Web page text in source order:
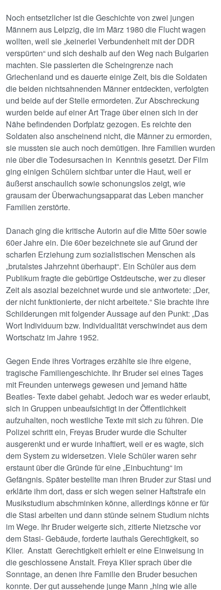
Noch entsetzlicher ist die Geschichte von zwei jungen
Männern aus Leipzig, die im März 1980 die Flucht wagen
wollten, weil sie „keinerlei Verbundenheit mit der DDR
verspürten“ und sich deshalb auf den Weg nach Bulgarien
machten. Sie passierten die Scheingrenze nach
Griechenland und es dauerte einige Zeit, bis die Soldaten
die beiden nichtsahnenden Männer entdeckten, verfolgten
und beide auf der Stelle ermordeten. Zur Abschreckung
wurden beide auf einer Art Trage über einen sich in der
Nähe befindenden Dorfplatz gezogen. Es reichte den
Soldaten also anscheinend nicht, die Männer zu ermorden,
sie mussten sie auch noch demütigen. Ihre Familien wurden
nie über die Todesursachen in Kenntnis gesetzt. Der Film
ging einigen Schülern sichtbar unter die Haut, weil er
äußerst anschaulich sowie schonungslos zeigt, wie
grausam der Überwachungsapparat das Leben mancher
Familien zerstörte.
Danach ging die kritische Autorin auf die Mitte 50er sowie
60er Jahre ein. Die 60er bezeichnete sie auf Grund der
scharfen Erziehung zum sozialistischen Menschen als
„brutalstes Jahrzehnt überhaupt“. Ein Schüler aus dem
Publikum fragte die gebürtige Ostdeutsche, wer zu dieser
Zeit als asozial bezeichnet wurde und sie antwortete: „Der,
der nicht funktionierte, der nicht arbeitete.“ Sie brachte ihre
Schilderungen mit folgender Aussage auf den Punkt: „Das
Wort Individuum bzw. Individualität verschwindet aus dem
Wortschatz im Jahre 1952.
Gegen Ende ihres Vortrages erzählte sie ihre eigene,
tragische Familiengeschichte. Ihr Bruder sei eines Tages
mit Freunden unterwegs gewesen und jemand hätte
Beatles- Texte dabei gehabt. Jedoch war es weder erlaubt,
sich in Gruppen unbeaufsichtigt in der Öffentlichkeit
aufzuhalten, noch westliche Texte mit sich zu führen. Die
Polizei schritt ein, Freyas Bruder wurde die Schulter
ausgerenkt und er wurde inhaftiert, weil er es wagte, sich
dem System zu widersetzen. Viele Schüler waren sehr
erstaunt über die Gründe für eine „Einbuchtung“ im
Gefängnis. Später bestellte man ihren Bruder zur Stasi und
erklärte ihm dort, dass er sich wegen seiner Haftstrafe ein
Musikstudium abschminken könne, allerdings könne er für
die Stasi arbeiten und dann stünde seinem Studium nichts
im Wege. Ihr Bruder weigerte sich, zitierte Nietzsche vor
dem Stasi- Gebäude, forderte lauthals Gerechtigkeit, so
Klier. Anstatt Gerechtigkeit erhielt er eine Einweisung in
die geschlossene Anstalt. Freya Klier sprach über die
Sonntage, an denen ihre Familie den Bruder besuchen
konnte. Der gut aussehende junge Mann „hing wie alle